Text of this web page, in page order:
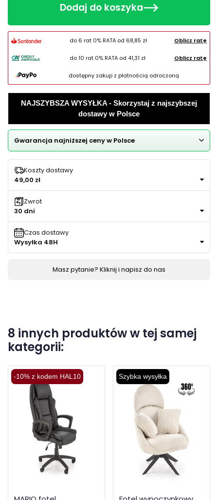
Dodaj do koszyka
do 6 rat 0% RATA od 68,85 zł Oblicz ratę
do 10 rat 0% RATA od 41,31 zł Oblicz ratę
dostępny zakup z płatnością odroczoną
NAJSZYBSZA WYSYŁKA - Skorzystaj z najszybszej
dostawy w Polsce
Gwarancja najniższej ceny w Polsce
Koszty dostawy
49,00 zł
Zwrot
30 dni
Czas dostawy
Wysyłka 48H
Masz pytanie? Kliknij i napisz do nas
8 innych produktów w tej samej
kategorii:
-10% z kodem HAL10 Szybka wysyłka